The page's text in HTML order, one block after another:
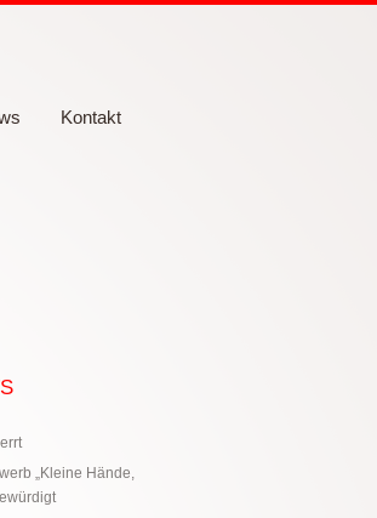
Kontakt
„Kleine Hände,